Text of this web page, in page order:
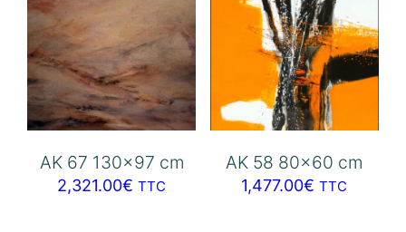
AK 67 130×97 cm
2,321.00€ TTC
AK 58 80×60 cm
1,477.00€ TTC